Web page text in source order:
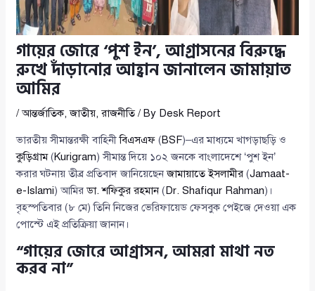
গায়ের জোরে ‘পুশ ইন’, আগ্রাসনের বিরুদ্ধে
রুখে দাঁড়ানোর আহ্বান জানালেন জামায়াত
আমির
/আন্তর্জাতিক,জাতীয়,রাজনীতি/ By Desk Report
ভারতীয় সীমান্তরক্ষী বাহিনীবিএসএফ (BSF)–এর মাধ্যমে খাগড়াছড়ি ও
কুড়িগ্রাম(Kurigram) সীমান্ত দিয়ে ১০২ জনকে বাংলাদেশে ‘পুশ ইন’
করার ঘটনায় তীব্র প্রতিবাদ জানিয়েছেনজামায়াতে ইসলামীর (Jamaat-
e-Islami) আমিরডা. শফিকুর রহমান( Dr. Shafiqur Rahman)।
বৃহস্পতিবার (৮ মে) তিনি নিজের ভেরিফায়েড ফেসবুক পেইজে দেওয়া এক
পোস্টে এই প্রতিক্রিয়া জানান।
“গায়ের জোরে আগ্রাসন, আমরা মাথা নত
করব না”